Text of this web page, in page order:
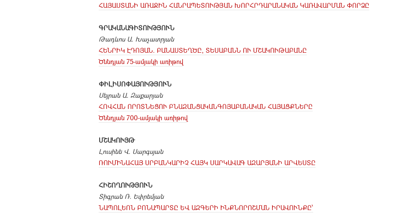
ՀԱՅԱՍՏԱՆԻ ԱՌԱՋԻՆ ՀԱՆՐԱՊԵՏՈՒԹՅԱՆ ԽՈՐՀՐԴԱՐԱՆԱԿԱՆ ԿԱՌԱՎԱՐՄԱՆ ՓՈՐՁԸ
ԳՐԱԿԱՆԱԳԻՏՈՒԹՅՈՒՆ
Թադևոս Ա. Խաչատրյան
ՀԵՆՐԻԿ ԷԴՈՅԱՆ. ԲԱՆԱՍՏԵՂԾԸ, ՏԵՍԱԲԱՆՆ ՈՒ ՄՇԱԿՈՒԹԱԲԱՆԸ
Ծննդյան 75-ամյակի առիթով
ՓԻԼԻՍՈՓԱՅՈՒԹՅՈՒՆ
Սեյրան Ա. Զաքարյան
ՀՈՎՀԱՆ ՈՐՈՏՆԵՑՈՒ ԲՆԱԶԱՆՑԱԿԱՆԳՈՅԱԲԱՆԱԿԱՆ ՀԱՅԱՑՔՆԵՐԸ
Ծննդյան 700-ամյակի առիթով
ՄՇԱԿՈՒՅԹ
Լուսինե Վ. Սարգսյան
ՌՈՒՄԻՆԱՀԱՅ ՍՐԲԱՆԿԱՐԻՉ ՀԱՅԿ ՍԱՐԿԱՎԱԳ ԱԶԱՐՅԱՆԻ ԱՐՎԵՍՏԸ
ՀԻՇՈՂՈՒԹՅՈՒՆ
Տիգրան Ռ. Եփրեմյան
ՆԱՊՈԼԵՈՆ ԲՈՆԱՊԱՐՏԸ ԵՎ ԱԶԳԵՐԻ ԻՆՔՆՈՐՈՇՄԱՆ ԻՐԱՎՈՒՆՔԸ՝